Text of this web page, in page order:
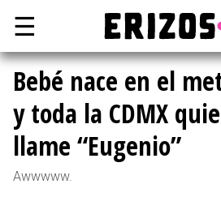
☰
Bebé nace en el
y toda la CDMX
llame “Eugenio”
Awwwww.